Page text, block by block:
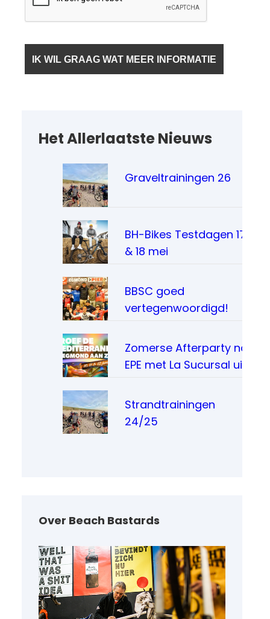
Het Allerlaatste Nieuws
Graveltrainingen 26
BH-Bikes Testdagen 17
& 18 mei
BBSC goed
vertegenwoordigd!
Zomerse Afterparty na
EPE met La Sucursal uit
Strandtrainingen
24/25
Over Beach Bastards